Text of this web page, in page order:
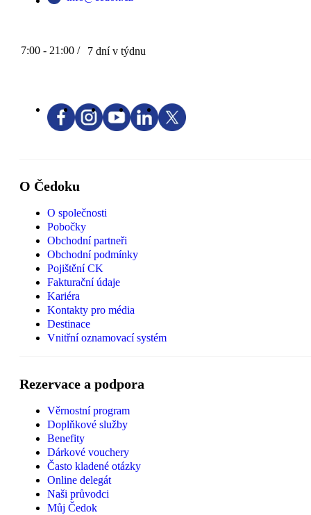
7:00 - 21:00 / 7 dní v týdnu
O Čedoku
O společnosti
Pobočky
Obchodní partneři
Obchodní podmínky
Pojištění CK
Fakturační údaje
Kariéra
Kontakty pro média
Destinace
Vnitřní oznamovací systém
Rezervace a podpora
Věrnostní program
Doplňkové služby
Benefity
Dárkové vouchery
Často kladené otázky
Online delegát
Naši průvodci
Můj Čedok